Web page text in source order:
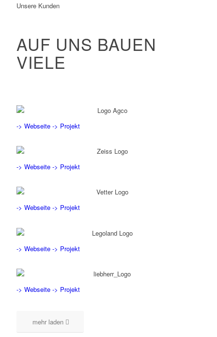
Unsere Kunden
AUF UNS BAUEN
VIELE
-> Webseite -> Projekt
-> Webseite -> Projekt
-> Webseite -> Projekt
-> Webseite -> Projekt
-> Webseite -> Projekt
mehr laden